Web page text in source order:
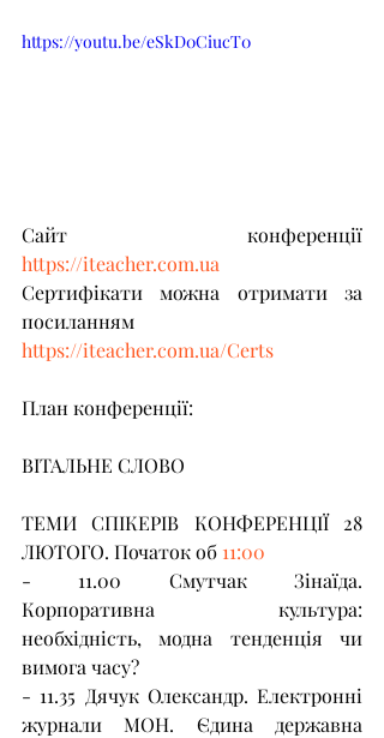
https://youtu.be/eSkD0CiucT0
https://iteacher.com.ua
Сертифікати можна отримати за
https://iteacher.com.ua/Certs
План конференції:
ВІТАЛЬНЕ СЛОВО
ТЕМИ СПІКЕРІВ КОНФЕРЕНЦІЇ 28
ЛЮТОГО. Початок об 11:00
- 11.00 Смутчак Зінаїда.
Корпоративна культура:
необхідність, модна тенденція чи
вимога часу?
- 11.35 Дячук Олександр. Електронні
журнали МОН. Єдина державна